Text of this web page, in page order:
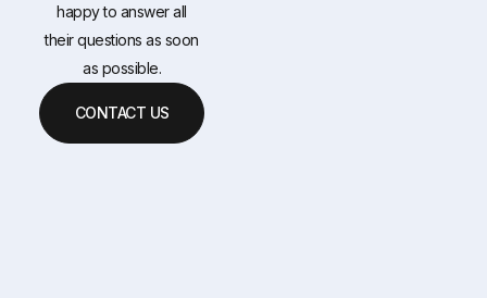
happy to answer all
their questions as soon
as possible.
CONTACT US